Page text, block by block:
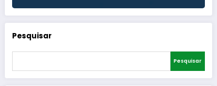
Pesquisar
Pesquisar